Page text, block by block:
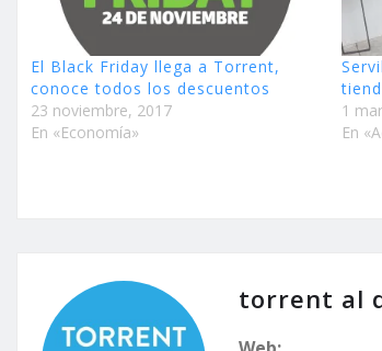
El Black Friday llega a Torrent,
conoce todos los descuentos
23 noviembre, 2017
En «Economía»
1
En
torrent al